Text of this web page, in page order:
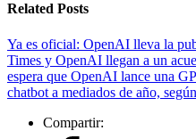
Related Posts
Ya es oficial: OpenAI lleva la
Times y OpenAI llegan a un
espera que OpenAI lance una
chatbot a mediados de año,
Compartir: